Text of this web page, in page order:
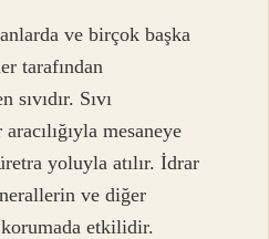
ve birçok başka
tarafından
Sıvı
mesaneye
yoluyla atılır. İdrar
ve diğer
etkilidir.